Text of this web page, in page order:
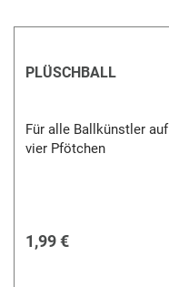
PLÜSCHBALL
Für alle Ballkünstler auf
vier Pfötchen
1,99 €